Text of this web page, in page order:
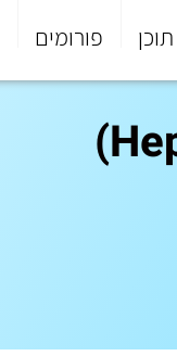
תוכן פורומים